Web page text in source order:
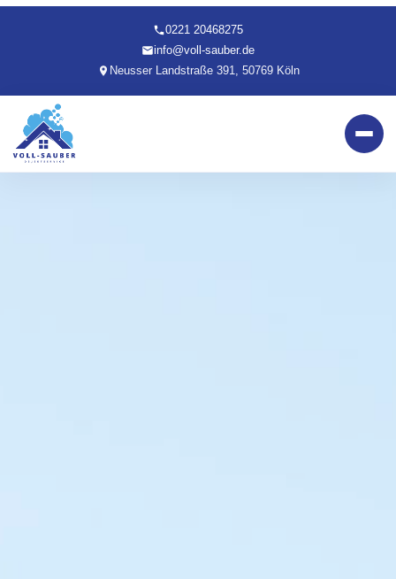
0221 20468275
info@voll-sauber.de
Neusser Landstraße 391, 50769 Köln